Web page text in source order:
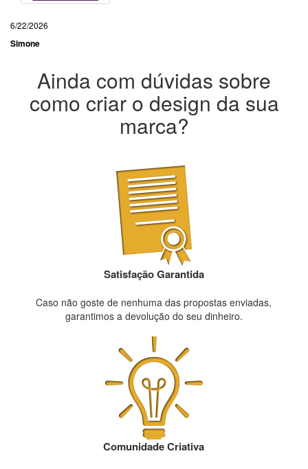
6/22/2026
Simone
Ainda com dúvidas sobre
como criar o design da sua
marca?
Satisfação Garantida
Caso não goste de nenhuma das propostas enviadas,
garantimos a devolução do seu dinheiro.
Comunidade Criativa